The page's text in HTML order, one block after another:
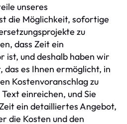
unseres
die Möglichkeit, sofortige
zu
dass Zeit ein
ist, und deshalb haben wir
das es Ihnen ermöglicht, in
Kostenvoranschlag zu
einreichen, und Sie
ein detailliertes Angebot,
die Kosten und den